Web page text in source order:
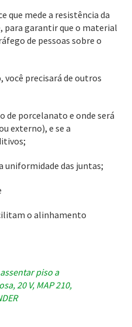
que mede a resistência da
para garantir que o material
de pessoas sobre o
precisará de outros
de porcelanato e onde será
externo), e se a
uniformidade das juntas;
o alinhamento
piso a
20 V, MAP 210,